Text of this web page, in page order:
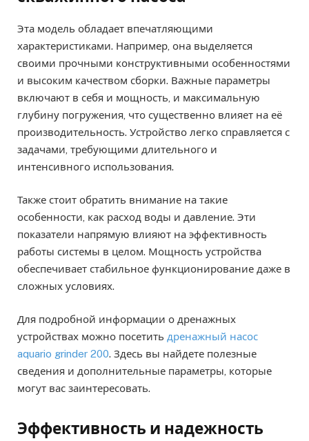
Эта модель обладает впечатляющими
характеристиками. Например, она выделяется
своими прочными конструктивными особенностями
и высоким качеством сборки. Важные параметры
включают в себя и мощность, и максимальную
глубину погружения, что существенно влияет на её
производительность. Устройство легко справляется с
задачами, требующими длительного и
интенсивного использования.
Также стоит обратить внимание на такие
особенности, как расход воды и давление. Эти
показатели напрямую влияют на эффективность
работы системы в целом. Мощность устройства
обеспечивает стабильное функционирование даже в
сложных условиях.
Для подробной информации о дренажных
устройствах можно посетить дренажный насос
aquario grinder 200. Здесь вы найдете полезные
сведения и дополнительные параметры, которые
могут вас заинтересовать.
Эффективность и надежность